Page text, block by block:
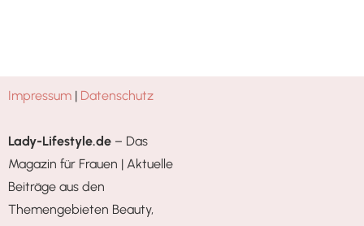
Impressum | Datenschutz
Lady-Lifestyle.de – Das
Magazin für Frauen | Aktuelle
Beiträge aus den
Themengebieten Beauty,